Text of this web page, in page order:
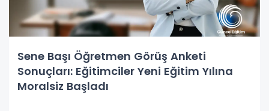
Sene Başı Öğretmen Görüş Anketi
Sonuçları: Eğitimciler Yeni Eğitim Yılına
Moralsiz Başladı